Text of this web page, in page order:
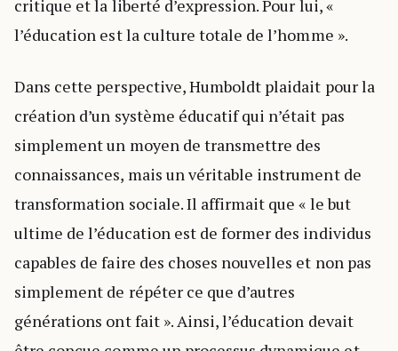
critique et la liberté d’expression. Pour lui, «
l’éducation est la culture totale de l’homme ».
Dans cette perspective, Humboldt plaidait pour la
création d’un système éducatif qui n’était pas
simplement un moyen de transmettre des
connaissances, mais un véritable instrument de
transformation sociale. Il affirmait que « le but
ultime de l’éducation est de former des individus
capables de faire des choses nouvelles et non pas
simplement de répéter ce que d’autres
générations ont fait ». Ainsi, l’éducation devait